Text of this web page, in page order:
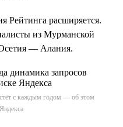
Рейтинга расширяется.
из Мурманской
— Алания.
с каждым годом — об этом